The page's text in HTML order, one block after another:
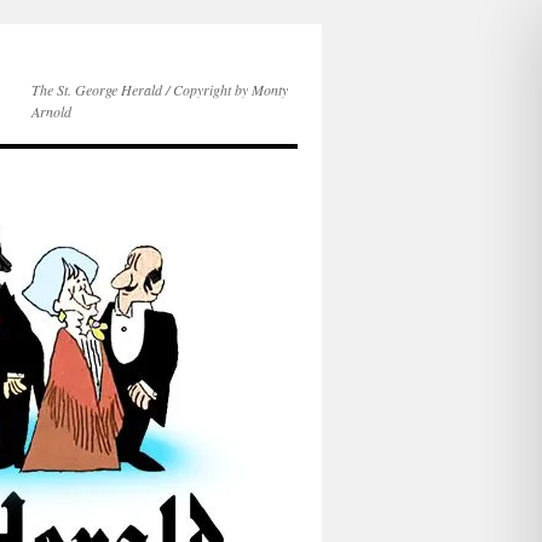
The St. George Herald / Copyright by Monty
Arnold